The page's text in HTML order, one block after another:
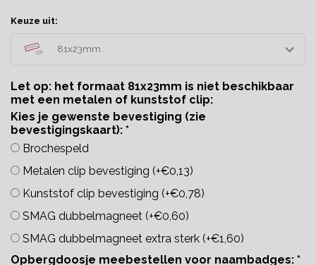
Keuze uit:
81x23mm
Let op: het formaat 81x23mm is niet beschikbaar
met een metalen of kunststof clip:
Kies je gewenste bevestiging (zie
bevestigingskaart): *
Brochespeld
Metalen clip bevestiging (+€0,13)
Kunststof clip bevestiging (+€0,78)
SMAG dubbelmagneet (+€0,60)
SMAG dubbelmagneet extra sterk (+€1,60)
Opbergdoosje meebestellen voor naambadges: *